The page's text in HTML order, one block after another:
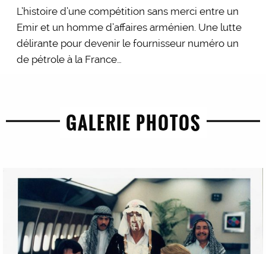
L’histoire d’une compétition sans merci entre un
Emir et un homme d’affaires arménien. Une lutte
délirante pour devenir le fournisseur numéro un
de pétrole à la France…
GALERIE PHOTOS